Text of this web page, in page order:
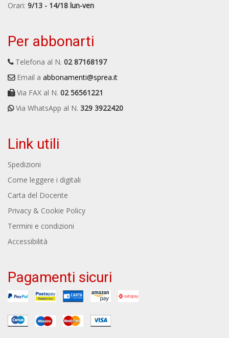
Orari: 9/13 - 14/18 lun-ven
Per abbonarti
Telefona al N. 02 87168197
Email a abbonamenti@sprea.it
Via FAX al N. 02 56561221
Via WhatsApp al N. 329 3922420
Link utili
Spedizioni
Come leggere i digitali
Carta del Docente
Privacy & Cookie Policy
Termini e condizioni
Accessibilità
Pagamenti sicuri